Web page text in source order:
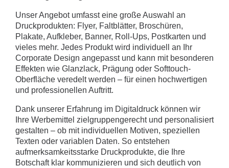
Unser Angebot umfasst eine große Auswahl an
Druckprodukten: Flyer, Faltblätter, Broschüren,
Plakate, Aufkleber, Banner, Roll-Ups, Postkarten und
vieles mehr. Jedes Produkt wird individuell an Ihr
Corporate Design angepasst und kann mit besonderen
Effekten wie Glanzlack, Prägung oder Softtouch-
Oberfläche veredelt werden – für einen hochwertigen
und professionellen Auftritt.
Dank unserer Erfahrung im Digitaldruck können wir
Ihre Werbemittel zielgruppengerecht und personalisiert
gestalten – ob mit individuellen Motiven, speziellen
Texten oder variablen Daten. So entstehen
aufmerksamkeitsstarke Druckprodukte, die Ihre
Botschaft klar kommunizieren und sich deutlich von